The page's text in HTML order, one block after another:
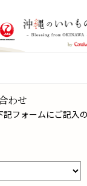
わせ
フォームにご記入